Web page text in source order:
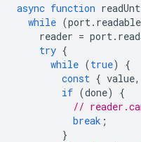
async function
while (port. readable
reader = port.
try {
while (true)
{
const { value,
if (done)
{
//
break ;
}